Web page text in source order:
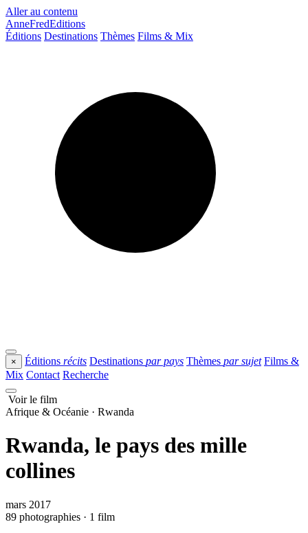
Aller au contenu
AnneFredEditions
Éditions Destinations Thèmes Films & Mix
× Éditions récits Destinations par pays Thèmes par sujet Films &
Mix Contact Recherche
Voir le film
Afrique & Océanie · Rwanda
Rwanda, le pays des mille
collines
mars 2017
89 photographies · 1 film